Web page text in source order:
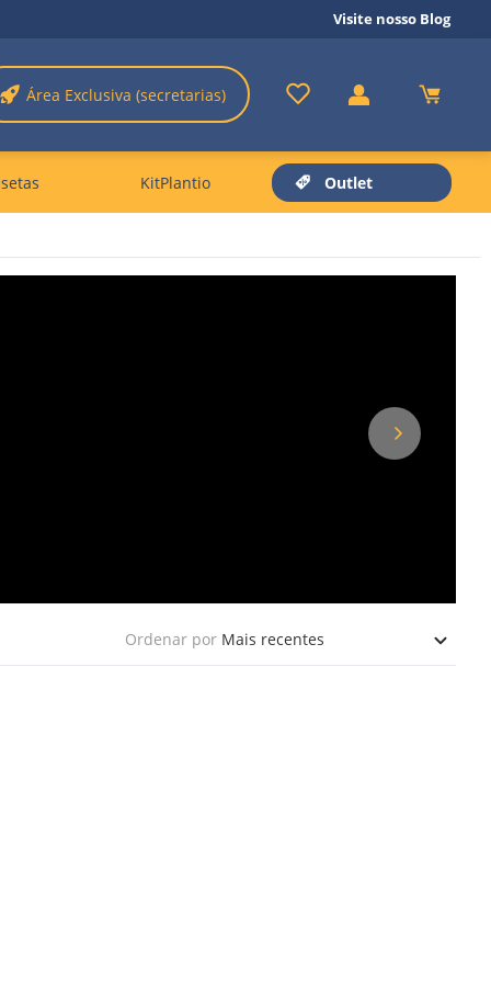
Visite nosso Blog
Área Exclusiva (secretarias)
KitPlantio Outlet
Ordenar por Mais recentes